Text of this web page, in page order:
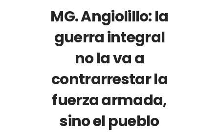
MG. Angiolillo: la
guerra integral
no la va a
contrarrestar la
fuerza armada,
sino el pueblo